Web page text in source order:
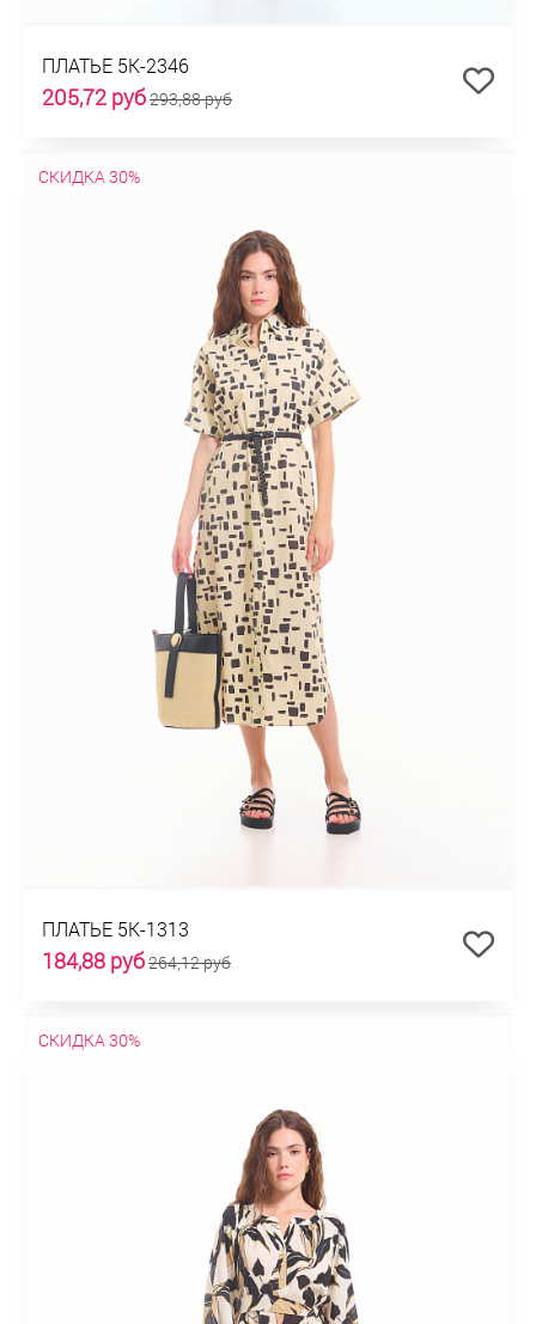
ПЛАТЬЕ 5К-2346
205,72 руб293,88 руб
СКИДКА 30%
ПЛАТЬЕ 5К-1313
184,88 руб264,12 руб
СКИДКА 30%